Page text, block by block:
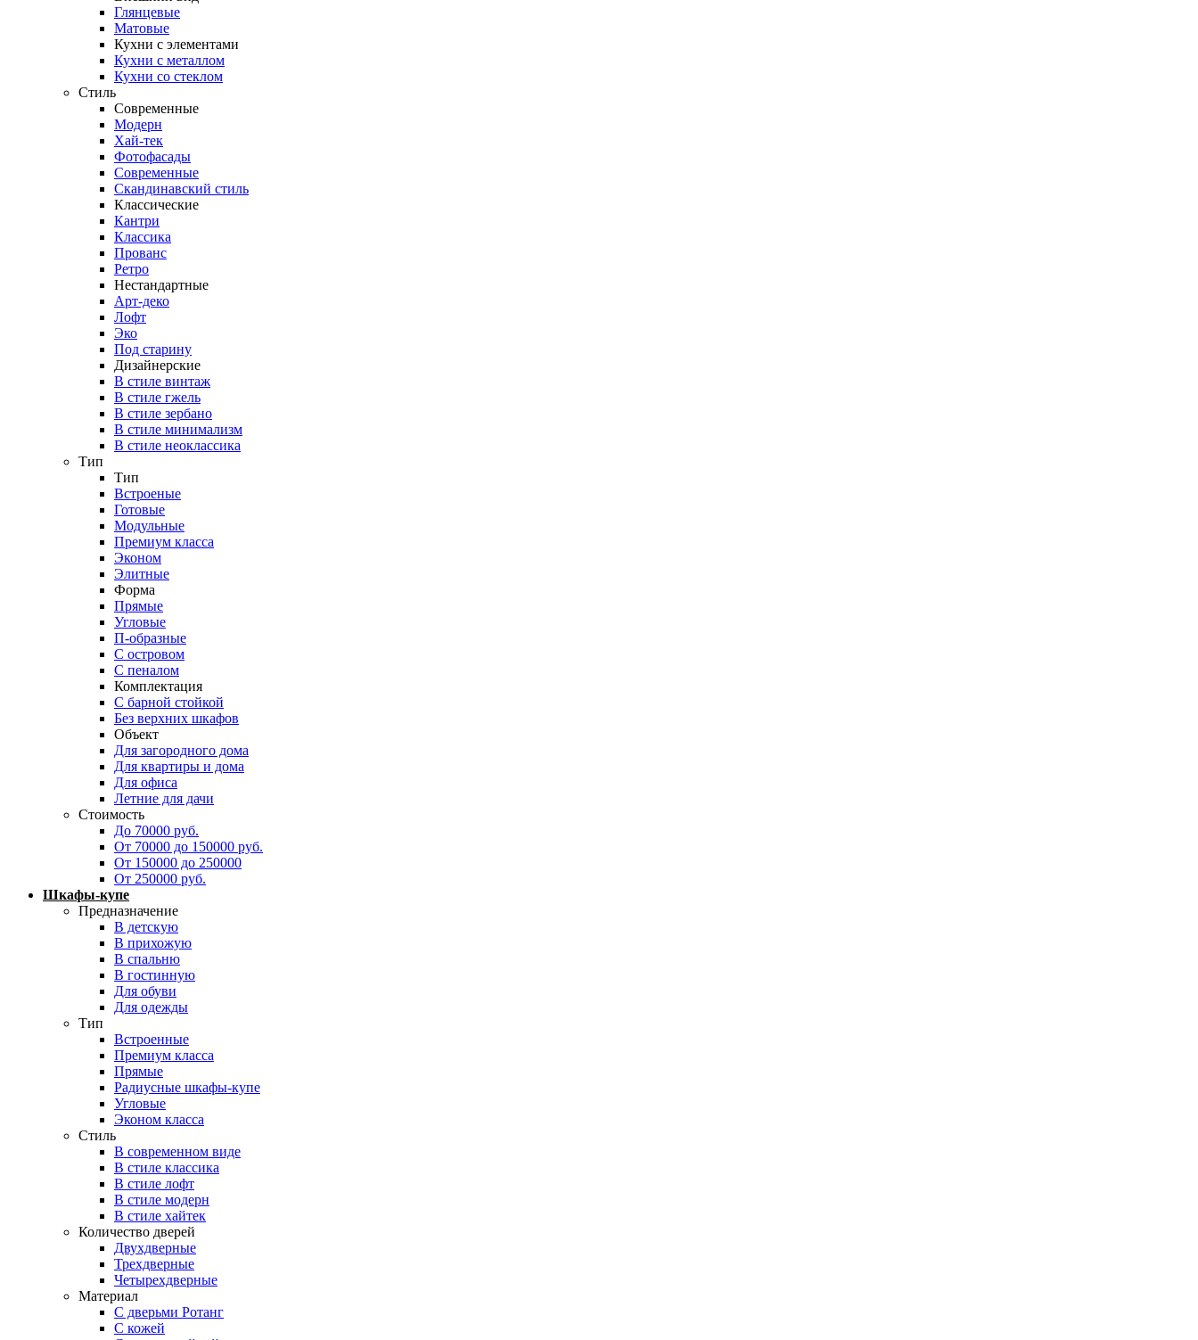
Глянцевые
Матовые
Кухни с элементами
Кухни с металлом
Кухни со стеклом
Стиль
Современные
Модерн
Хай-тек
Фотофасады
Современные
Скандинавский стиль
Классические
Кантри
Классика
Прованс
Ретро
Нестандартные
Арт-деко
Лофт
Эко
Под старину
Дизайнерские
В стиле винтаж
В стиле гжель
В стиле зербано
В стиле минимализм
В стиле неоклассика
Тип
Тип
Встроеные
Готовые
Модульные
Премиум класса
Эконом
Элитные
Форма
Прямые
Угловые
П-образные
С островом
С пеналом
Комплектация
C барной стойкой
Без верхних шкафов
Объект
Для загородного дома
Для квартиры и дома
Для офиса
Летние для дачи
Стоимость
До 70000 руб.
От 70000 до 150000 руб.
От 150000 до 250000
От 250000 руб.
Шкафы-купе
Предназначение
В детскую
В прихожую
В спальню
В гостинную
Для обуви
Для одежды
Тип
Встроенные
Премиум класса
Прямые
Радиусные шкафы-купе
Угловые
Эконом класса
Стиль
В современном виде
В стиле классика
В стиле лофт
В стиле модерн
В стиле хайтек
Количество дверей
Двухдверные
Трехдверные
Четырехдверные
Материал
C дверьми Ротанг
C кожей